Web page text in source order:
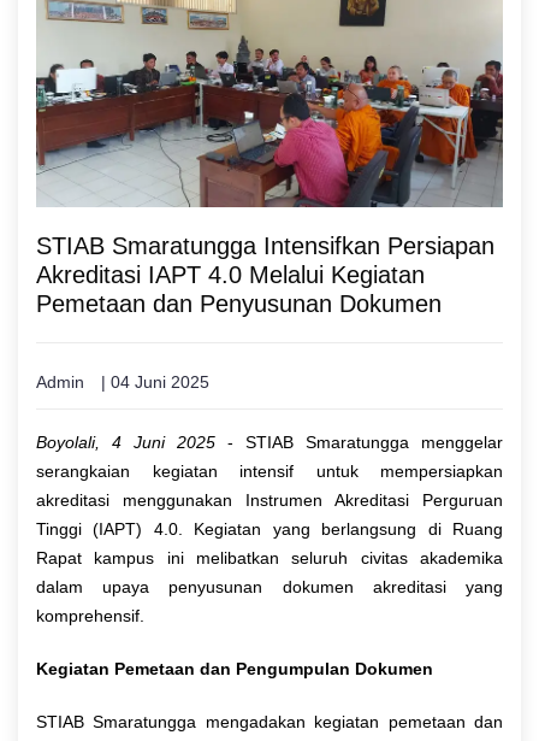
STIAB Smaratungga Intensifkan Persiapan
Akreditasi IAPT 4.0 Melalui Kegiatan
Pemetaan dan Penyusunan Dokumen
Admin | 04 Juni 2025
Boyolali, 4 Juni 2025 - STIAB Smaratungga menggelar
serangkaian kegiatan intensif untuk mempersiapkan
akreditasi menggunakan Instrumen Akreditasi Perguruan
Tinggi (IAPT) 4.0. Kegiatan yang berlangsung di Ruang
Rapat kampus ini melibatkan seluruh civitas akademika
dalam upaya penyusunan dokumen akreditasi yang
komprehensif.
Kegiatan Pemetaan dan Pengumpulan Dokumen
STIAB Smaratungga mengadakan kegiatan pemetaan dan